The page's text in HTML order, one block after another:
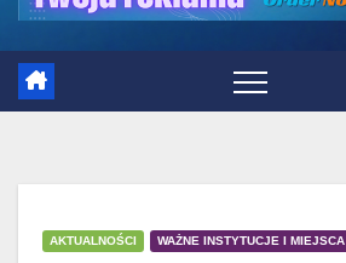
AKTUALNOŚCI WAŻNE INSTYTUCJE I MIEJSCA